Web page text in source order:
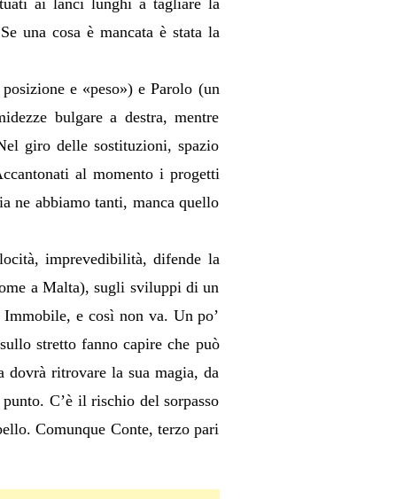
ai lanci lunghi a tagliare la
una cosa è mancata è stata la
e «peso») e Parolo (un
bulgare a destra, mentre
giro delle sostituzioni, spazio
al momento i progetti
ne abbiamo tanti, manca quello
imprevedibilità, difende la
a Malta), sugli sviluppi di un
e così non va. Un po’
stretto fanno capire che può
dovrà ritrovare la sua magia, da
C’è il rischio del sorpasso
Comunque Conte, terzo pari